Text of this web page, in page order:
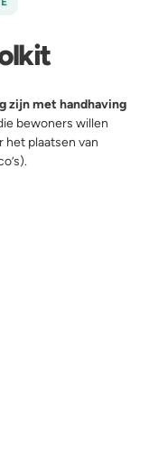
zijn met handhaving
bewoners willen
plaatsen van